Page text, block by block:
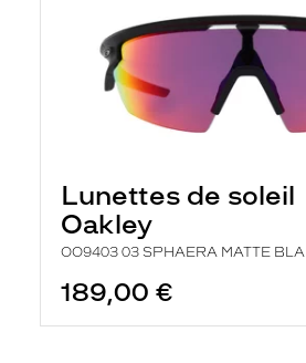
Lunettes de soleil
Oakley
OO9403 03 SPHAERA MATTE BLA
189,00 €